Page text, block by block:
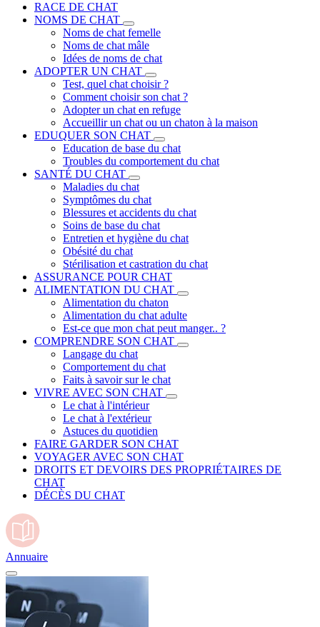
RACE DE CHAT
NOMS DE CHAT
Noms de chat femelle
Noms de chat mâle
Idées de noms de chat
ADOPTER UN CHAT
Test, quel chat choisir ?
Comment choisir son chat ?
Adopter un chat en refuge
Accueillir un chat ou un chaton à la maison
EDUQUER SON CHAT
Education de base du chat
Troubles du comportement du chat
SANTÉ DU CHAT
Maladies du chat
Symptômes du chat
Blessures et accidents du chat
Soins de base du chat
Entretien et hygiène du chat
Obésité du chat
Stérilisation et castration du chat
ASSURANCE POUR CHAT
ALIMENTATION DU CHAT
Alimentation du chaton
Alimentation du chat adulte
Est-ce que mon chat peut manger.. ?
COMPRENDRE SON CHAT
Langage du chat
Comportement du chat
Faits à savoir sur le chat
VIVRE AVEC SON CHAT
Le chat à l'intérieur
Le chat à l'extérieur
Astuces du quotidien
FAIRE GARDER SON CHAT
VOYAGER AVEC SON CHAT
DROITS ET DEVOIRS DES PROPRIÉTAIRES DE
CHAT
DÉCÈS DU CHAT
Annuaire